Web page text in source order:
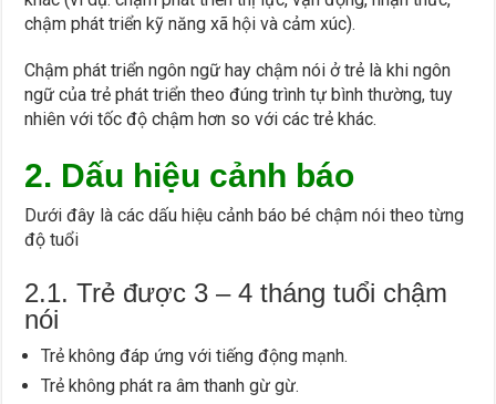
chậm phát triển kỹ năng xã hội và cảm xúc).
Chậm phát triển ngôn ngữ hay chậm nói ở trẻ là khi ngôn
ngữ của trẻ phát triển theo đúng trình tự bình thường, tuy
nhiên với tốc độ chậm hơn so với các trẻ khác.
2. Dấu hiệu cảnh báo
Dưới đây là các dấu hiệu cảnh báo bé chậm nói theo từng
độ tuổi
2.1. Trẻ được 3 – 4 tháng tuổi chậm
nói
Trẻ không đáp ứng với tiếng động mạnh.
Trẻ không phát ra âm thanh gừ gừ.